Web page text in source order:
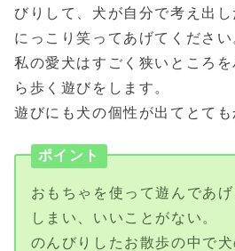
びりして、犬が自分で考え出
にっこり笑ってあげてください
私の愛犬はすごく狭いところ
ら歩く遊びをします。
遊びにも犬の個性が出てとても
ポイント
おもちゃを使って遊んであ
しまい、いいことがない。
のんびりしたお散歩の中で